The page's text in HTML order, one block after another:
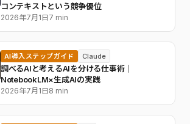
コンテキストという競争優位
2026年7月1日7 min
AI導入ステップガイド Claude
調べるAIと考えるAIを分ける仕事術｜
NotebookLM×生成AIの実践
2026年7月1日8 min